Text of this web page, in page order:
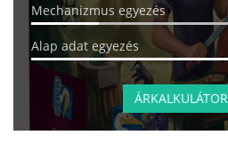
Mechanizmus egyezés
Alap adat egyezés
ÁRKALKULÁTOR